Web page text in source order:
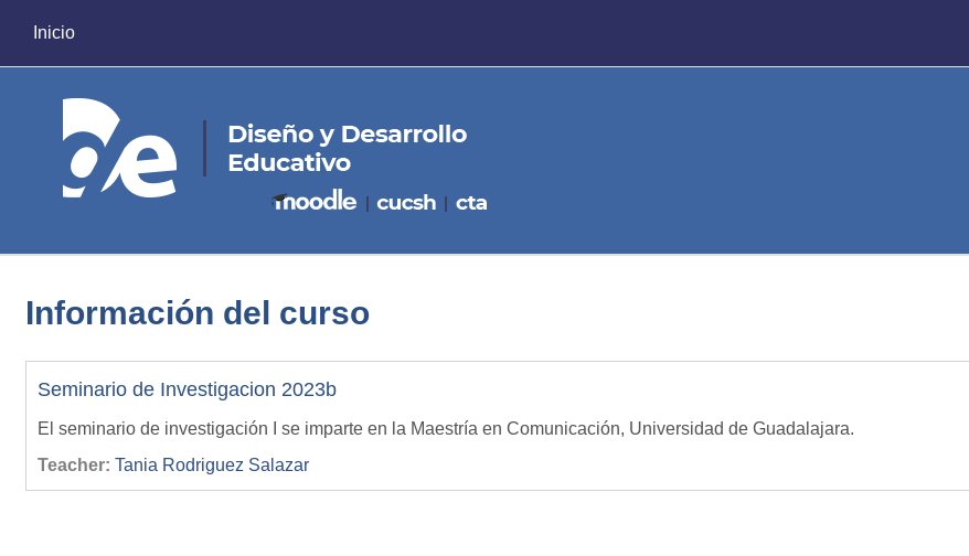
Inicio
Información del curso
Seminario de Investigacion 2023b
El seminario de investigación I se imparte en la Maestría en Comunicación, Universidad de Guadalajara.
Teacher: Tania Rodriguez Salazar